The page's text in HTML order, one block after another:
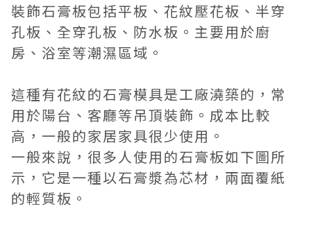
裝飾石膏板包括平板、花紋壓花板、半穿
孔板、全穿孔板、防水板。主要用於廚
房、浴室等潮濕區域。
這種有花紋的石膏模具是工廠澆築的，常
用於陽台、客廳等吊頂裝飾。成本比較
高，一般的家居家具很少使用。
一般來說，很多人使用的石膏板如下圖所
示，它是一種以石膏漿為芯材，兩面覆紙
的輕質板。